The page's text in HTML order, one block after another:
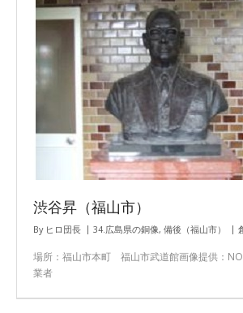
渋谷昇（福山市）
By ヒロ団長 34.広島県の銅像, 備後（福山市）
場所：福山市本町 福山市武道館画像提供：
業者